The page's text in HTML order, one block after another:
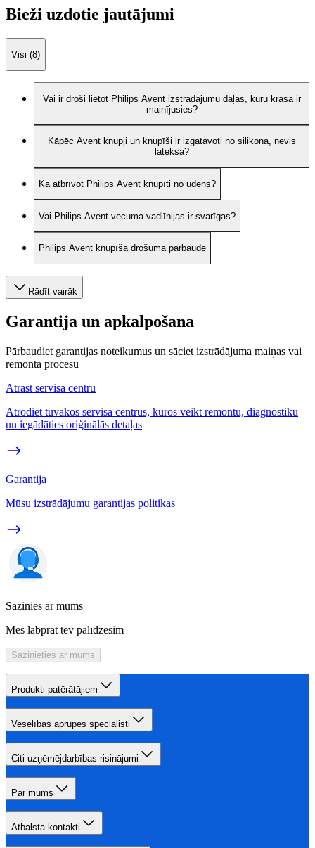
Bieži uzdotie jautājumi
Visi (8)
Vai ir droši lietot Philips Avent izstrādājumu daļas, kuru krāsa ir
mainījusies?
Kāpēc Avent knupji un knupīši ir izgatavoti no silikona, nevis
lateksa?
Kā atbrīvot Philips Avent knupīti no ūdens?
Vai Philips Avent vecuma vadlīnijas ir svarīgas?
Philips Avent knupīša drošuma pārbaude
Rādīt vairāk
Garantija un apkalpošana
Pārbaudiet garantijas noteikumus un sāciet izstrādājuma maiņas vai
remonta procesu
Atrast servisa centru
Atrodiet tuvākos servisa centrus, kuros veikt remontu, diagnostiku
un iegādāties oriģinālās detaļas
Garantija
Mūsu izstrādājumu garantijas politikas
Sazinies ar mums
Mēs labprāt tev palīdzēsim
Sazinieties ar mums
Produkti patērātājiem
Veselības aprūpes speciālisti
Citi uzņēmējdarbības risinājumi
Par mums
Atbalsta kontakti